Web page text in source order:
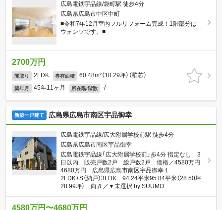
広島電鉄宇品線/袋町駅 徒歩4分
広島県広島市中区中町
■令和7年12月室内フルリフォーム完成！1階部分は
ウォンツです。■
2700万円
間取り 2LDK 専有面積 60.48m²（18.29坪）（壁芯）
築年月 45年11ヶ月 所在階/階数 -/-
新築一戸建て 広島県広島市南区宇品御幸
広島電鉄宇品線/広大附属学校前駅 徒歩4分
広島県広島市南区宇品御幸
広島電鉄宇品線「広大附属学校前」歩4分 指定なし 3
日以内 販売戸数2戸 総戸数2戸 価格／4580万円
4680万円 広島県広島市南区宇品御幸１
2LDK+S（納戸）3LDK 94.24平米95.84平米（28.50坪
28.99坪） 向き／▼未選択 by SUUMO
4580万円〜4680万円